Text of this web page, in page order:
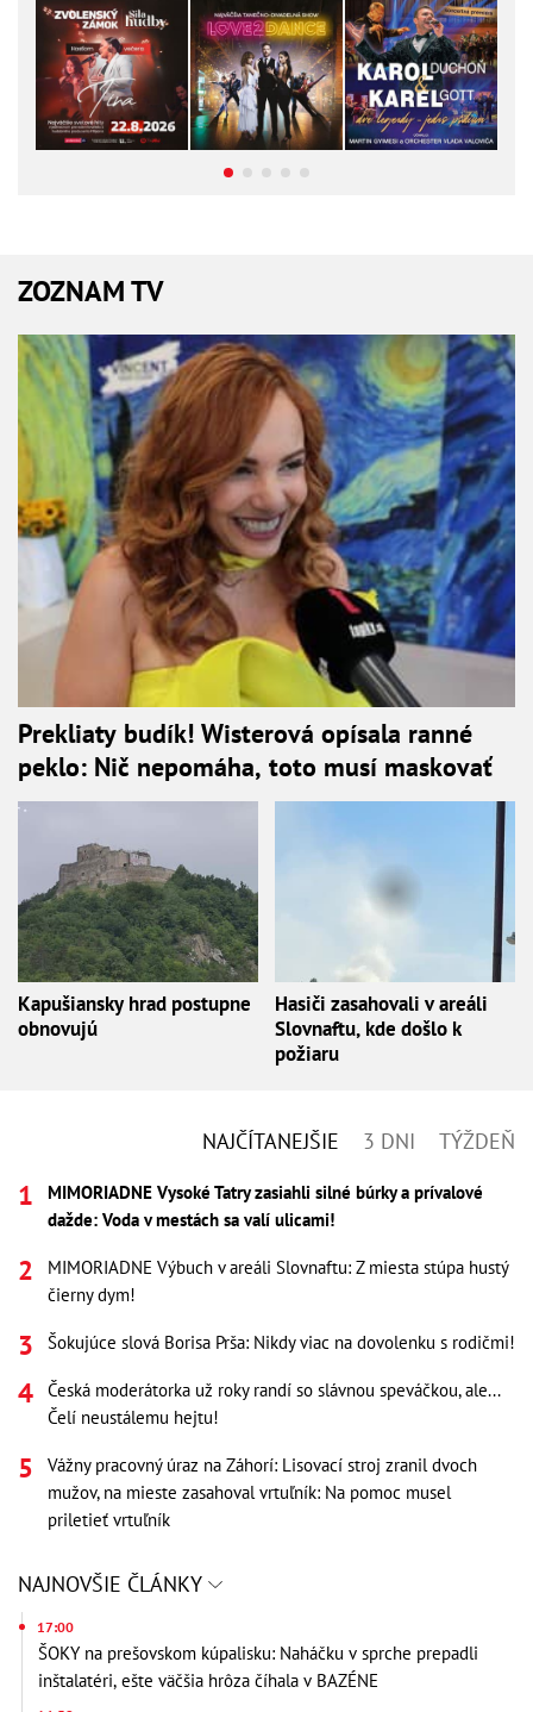
ZOZNAM TV
Prekliaty budík! Wisterová opísala ranné
peklo: Nič nepomáha, toto musí maskovať
Kapušiansky hrad postupne
obnovujú
Hasiči zasahovali v areáli
Slovnaftu, kde došlo k
požiaru
NAJČÍTANEJŠIE 3 DNI TÝŽDEŇ
MIMORIADNE Vysoké Tatry zasiahli silné búrky a prívalové
dažde: Voda v mestách sa valí ulicami!
MIMORIADNE Výbuch v areáli Slovnaftu: Z miesta stúpa hustý
čierny dym!
Šokujúce slová Borisa Prša: Nikdy viac na dovolenku s rodičmi!
Česká moderátorka už roky randí so slávnou speváčkou, ale...
Čelí neustálemu hejtu!
Vážny pracovný úraz na Záhorí: Lisovací stroj zranil dvoch
mužov, na mieste zasahoval vrtuľník: Na pomoc musel
priletieť vrtuľník
NAJNOVŠIE ČLÁNKY
17:00
ŠOKY na prešovskom kúpalisku: Naháčku v sprche prepadli
inštalatéri, ešte väčšia hrôza číhala v BAZÉNE